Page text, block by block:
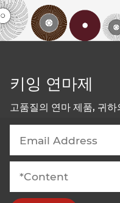
키잉 연마제
고품질의 연마 제품, 귀